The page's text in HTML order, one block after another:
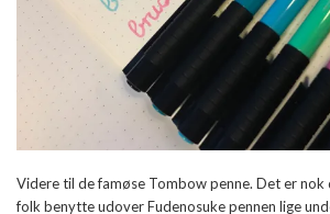
Videre til de famøse Tombow penne. Det er nok
folk benytte udover Fudenosuke pennen lige